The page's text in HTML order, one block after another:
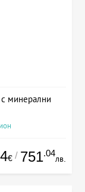
минерални
€ / 751.04
лв.